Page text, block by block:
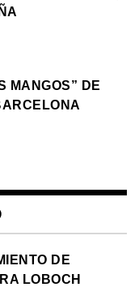
MANGOS” DE
DE
LOBOCH